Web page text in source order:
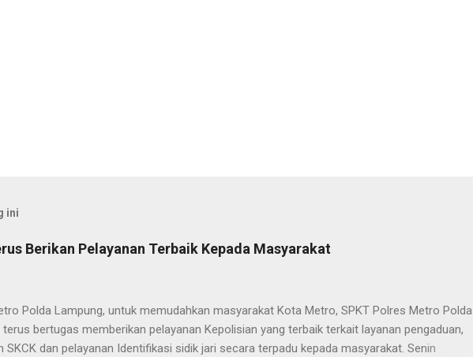
ini
Berikan Pelayanan Terbaik Kepada Masyarakat
Polda Lampung, untuk memudahkan masyarakat Kota Metro, SPKT Polres Metro Polda
bertugas memberikan pelayanan Kepolisian yang terbaik terkait layanan pengaduan,
SKCK dan pelayanan Identifikasi sidik jari secara terpadu kepada masyarakat. Senin